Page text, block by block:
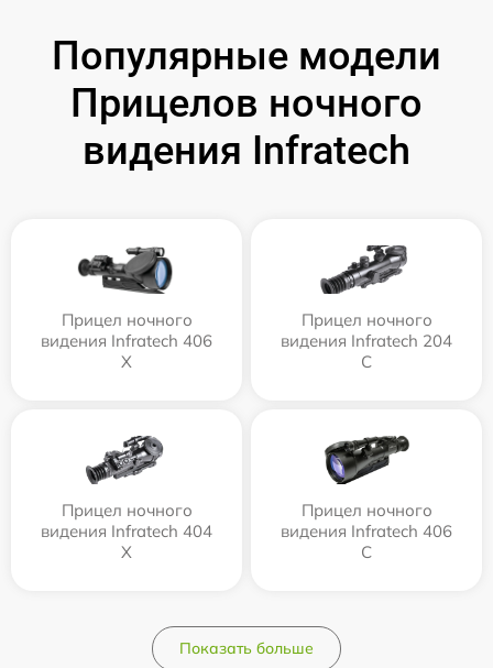
Популярные модели
Прицелов ночного
видения Infratech
Прицел ночного
видения Infratech 406
Х
Прицел ночного
видения Infratech 204
С
Прицел ночного
видения Infratech 404
Х
Прицел ночного
видения Infratech 406
С
Показать больше